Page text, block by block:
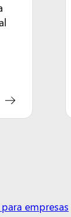
empresas